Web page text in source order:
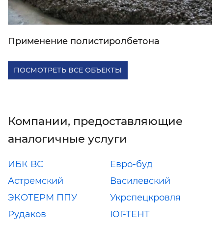
Применение полистиролбетона
ПОСМОТРЕТЬ ВСЕ ОБЪЕКТЫ
Компании, предоставляющие
аналогичные услуги
ИБК ВС
Евро-буд
Астремский
Василевский
ЭКОТЕРМ ППУ
Укрспецкровля
Рудаков
ЮГ-ТЕНТ